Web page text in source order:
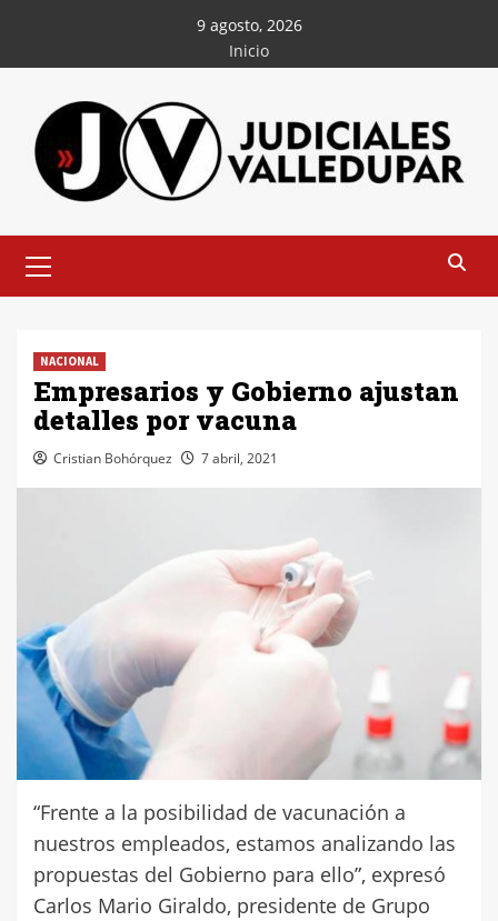
contenido
9 agosto, 2026
Inicio
principal
NACIONAL
Empresarios y Gobierno ajustan
detalles por vacuna
Cristian Bohórquez 7 abril, 2021
“Frente a la posibilidad de vacunación a
nuestros empleados, estamos analizando las
propuestas del Gobierno para ello”, expresó
Carlos Mario Giraldo, presidente de Grupo